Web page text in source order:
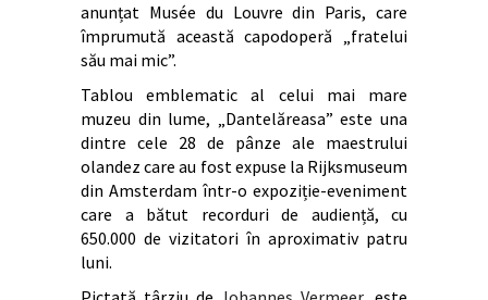
anunțat Musée du Louvre din Paris, care
împrumută această capodoperă „fratelui
său mai mic”.
Tablou emblematic al celui mai mare
muzeu din lume, „Dantelăreasa” este una
dintre cele 28 de pânze ale maestrului
olandez care au fost expuse la Rijksmuseum
din Amsterdam într-o expoziție-eveniment
care a bătut recorduri de audiență, cu
650.000 de vizitatori în aproximativ patru
luni.